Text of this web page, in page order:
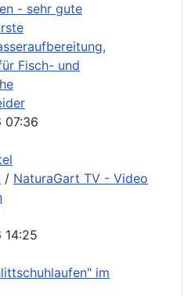
- sehr gute
Fisch- und
07:36
/ NaturaGart TV - Video
14:25
im